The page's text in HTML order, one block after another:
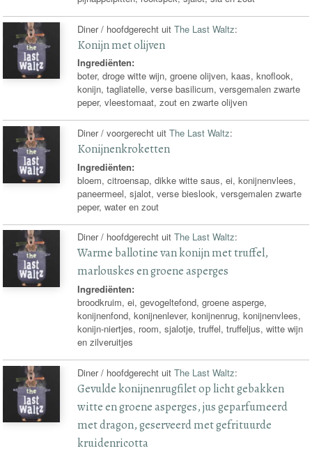
Diner / hoofdgerecht uitThe Last Waltz:
Konijn met olijven
Ingrediënten:
boter, droge witte wijn, groene olijven, kaas, knoflook,
konijn, tagliatelle, verse basilicum, versgemalen zwarte
peper, vleestomaat, zout en zwarte olijven
Diner / voorgerecht uitThe Last Waltz:
Konijnenkroketten
Ingrediënten:
bloem, citroensap, dikke witte saus, ei, konijnenvlees,
paneermeel, sjalot, verse bieslook, versgemalen zwarte
peper, water en zout
Diner / hoofdgerecht uitThe Last Waltz:
Warme ballotine van konijn met truffel,
marlouskes en groene asperges
Ingrediënten:
broodkruim, ei, gevogeltefond, groene asperge,
konijnenfond, konijnenlever, konijnenrug, konijnenvlees,
konijn-niertjes, room, sjalotje, truffel, truffeljus, witte wijn
en zilveruitjes
Diner / hoofdgerecht uitThe Last Waltz:
Gevulde konijnenrugfilet op licht gebakken
witte en groene asperges, jus geparfumeerd
met dragon, geserveerd met gefrituurde
kruidenricotta